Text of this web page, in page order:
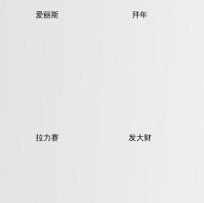
爱丽斯 拜年
拉力赛 发大财